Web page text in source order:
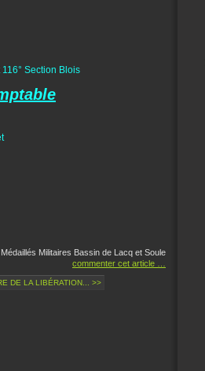
Section Blois
Militaires Bassin de Lacq et Soule
commenter cet article
DE LA LIBÉRATION... >>